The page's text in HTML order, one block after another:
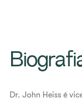
Dr. John Heiss é